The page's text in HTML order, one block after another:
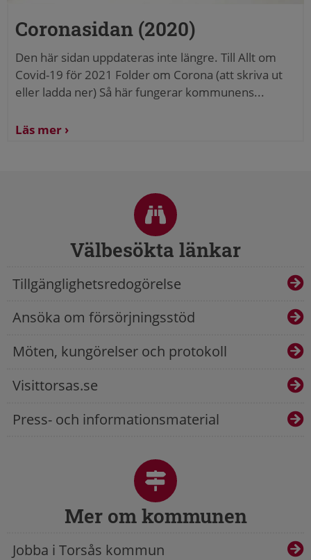
Coronasidan (2020)
Den här sidan uppdateras inte längre. Till Allt om
Covid-19 för 2021 Folder om Corona (att skriva ut
eller ladda ner) Så här fungerar kommunens...
Läs mer
Välbesökta länkar
Tillgänglighetsredogörelse
Ansöka om försörjningsstöd
Möten, kungörelser och protokoll
Visittorsas.se
Press- och informationsmaterial
Mer om kommunen
Jobba i Torsås kommun